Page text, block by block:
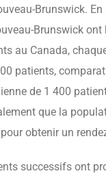
Brunswick. En
Brunswick ont
au Canada,
patients,
de 1 400
que la
obtenir un
successifs ont